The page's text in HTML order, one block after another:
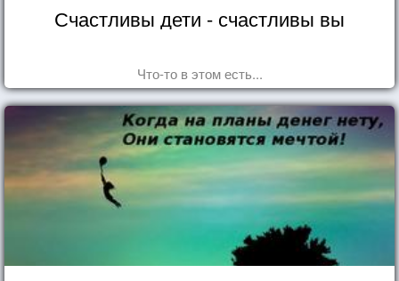
Счастливы дети - счастливы вы
Что-то в этом есть...